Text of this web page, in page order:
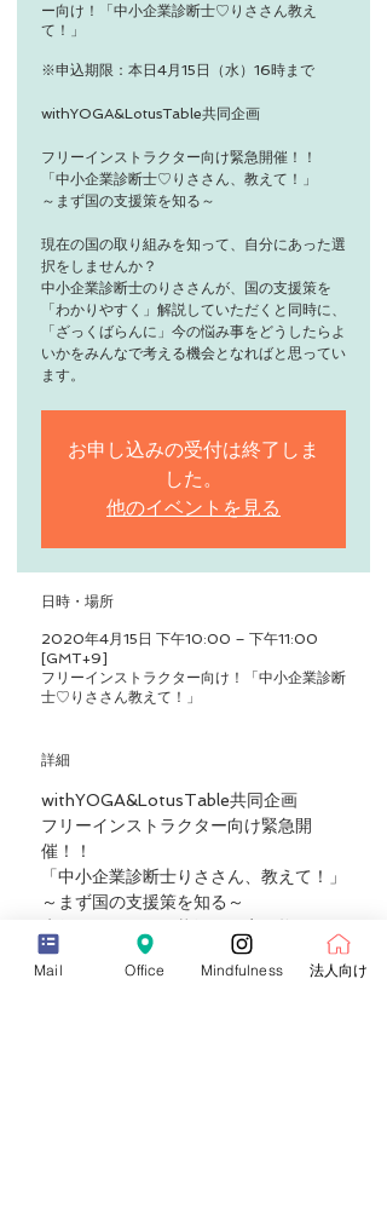
ー向け！「中小企業診断士♡りささん教え
て！」
※申込期限：本日4月15日（水）16時まで
withYOGA&LotusTable共同企画
フリーインストラクター向け緊急開催！！
「中小企業診断士♡りささん、教えて！」
～まず国の支援策を知る～
現在の国の取り組みを知って、自分にあった選
択をしませんか？
中小企業診断士のりささんが、国の支援策を
「わかりやすく」解説していただくと同時に、
「ざっくばらんに」今の悩み事をどうしたらよ
いかをみんなで考える機会となればと思ってい
ます。
お申し込みの受付は終了しま
した。
他のイベントを見る
日時・場所
2020年4月15日 下午10:00 – 下午11:00
[GMT+9]
フリーインストラクター向け！「中小企業診断
士♡りささん教えて！」
詳細
withYOGA&LotusTable共同企画
フリーインストラクター向け緊急開
催！！
「中小企業診断士りささん、教えて！」
～まず国の支援策を知る～
る方も多いかと思います。
いつから働けるのか、仕事は継続される
Mail Office Mindfulness 法人向け